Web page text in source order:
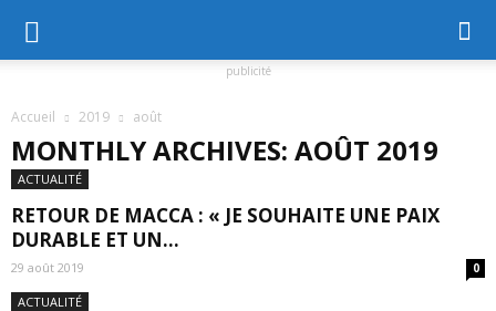
publicité
Accueil 2019 août
MONTHLY ARCHIVES: AOÛT 2019
ACTUALITÉ
RETOUR DE MACCA : « JE SOUHAITE UNE PAIX
DURABLE ET UN...
29 août 2019 0
ACTUALITÉ